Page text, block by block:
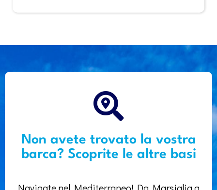
Non avete trovato la vostra
barca? Scoprite le altre basi
Navigate nel Mediterraneo! Da Marsiglia a